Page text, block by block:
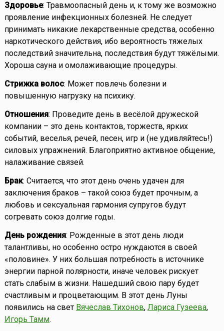
Здоровье: Травмоопасный день и, к тому же возможно
проявление инфекционных болезней. Не следует
принимать никакие лекарственные средства, особенно
наркотического действия, ибо вероятность тяжелых
последствий значительна, последствия будут тяжёлыми.
Хороша сауна и омолаживающие процедуры.
Стрижка волос: Может повлечь болезни и
повышенную нагрузку на психику.
Отношения: Проведите день в весёлой дружеской
компании – это день контактов, торжеств, ярких
событий, веселья, речей, песен, игр и (не удивляйтесь!)
силовых упражнений. Благоприятно активное общение,
налаживание связей.
Брак: Считается, что этот день очень удачен для
заключения браков – такой союз будет прочным, а
любовь и сексуальная гармония супругов будут
согревать союз долгие годы.
День рождения: Рожденные в этот день люди
талантливы, но особенно остро нуждаются в своей
«половине». У них большая потребность в источнике
энергии парной полярности, иначе человек рискует
стать слабым в жизни. Нашедший свою пару будет
счастливым и процветающим. В этот день Луны
появились на свет Вячеслав Тихонов, Лариса Гузеева,
Игорь Тамм.